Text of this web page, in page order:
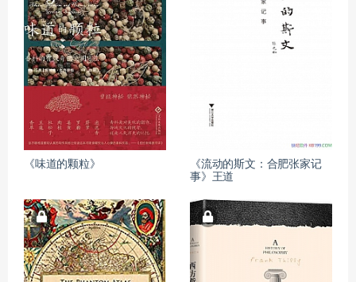
《味道的颗粒》
《流动的斯文：合肥张家记
事》王道